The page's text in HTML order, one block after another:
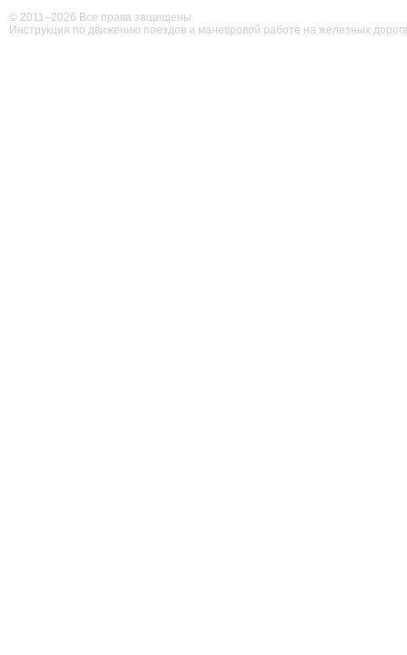
© 2011–2026 Все права защищены
Инструкция по движению поездов и маневровой работе на железных